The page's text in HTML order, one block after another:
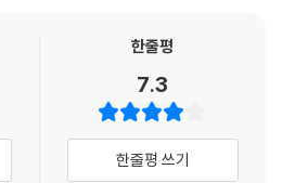
한줄평
7.3
한줄평 쓰기